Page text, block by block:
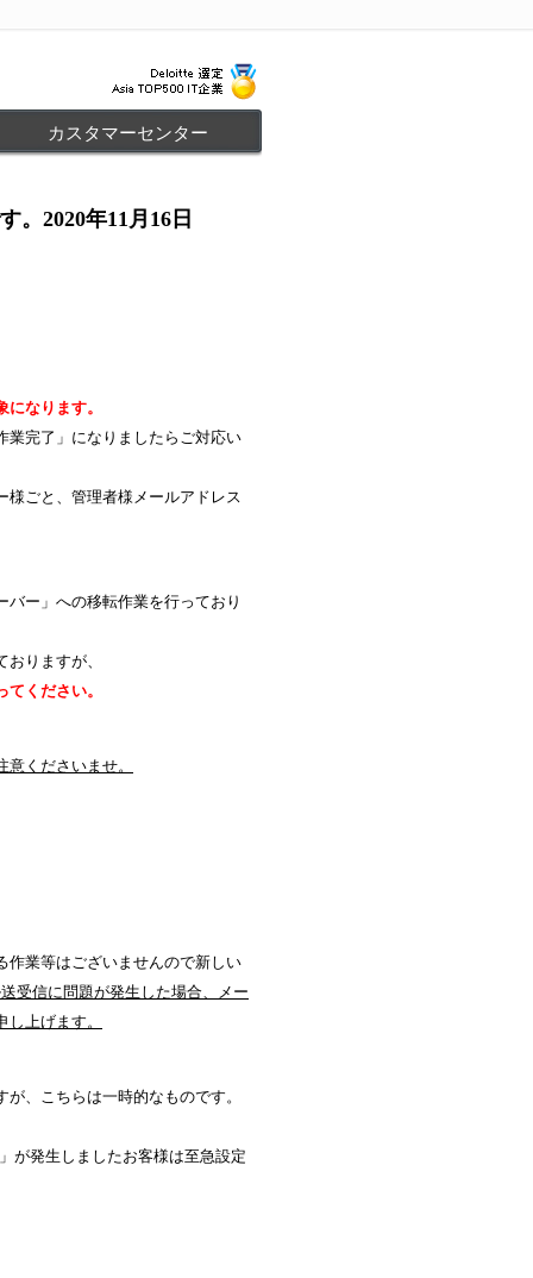
カスタマーセンター
。2020年11月16日
なります。
完了」になりましたらご対応い
ごと、管理者様メールアドレス
ー」への移転作業を行っており
りますが、
ください。
くださいませ。
業等はございませんので新しい
受信に問題が発生した場合、メー
上げます。
、こちらは一時的なものです。
が発生しましたお客様は至急設定